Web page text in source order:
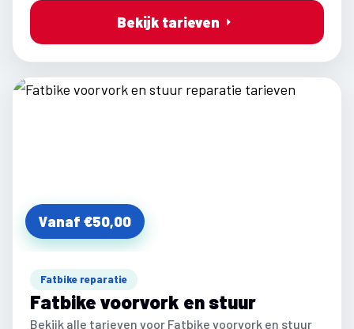
Bekijk tarieven
Vanaf €50,00
Fatbike reparatie
Fatbike voorvork en stuur
Bekijk alle tarieven voor Fatbike voorvork en stuur